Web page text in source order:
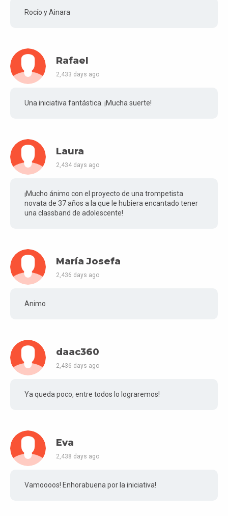
Rocío y Ainara
Rafael
2,433 days ago
Una iniciativa fantástica. ¡Mucha suerte!
Laura
2,434 days ago
¡Mucho ánimo con el proyecto de una trompetista
novata de 37 años a la que le hubiera encantado tener
una classband de adolescente!
María Josefa
2,436 days ago
Animo
daac360
2,436 days ago
Ya queda poco, entre todos lo lograremos!
Eva
2,438 days ago
Vamoooos! Enhorabuena por la iniciativa!